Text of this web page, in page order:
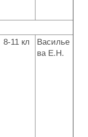
8-11 кл
Василье
ва Е.Н.